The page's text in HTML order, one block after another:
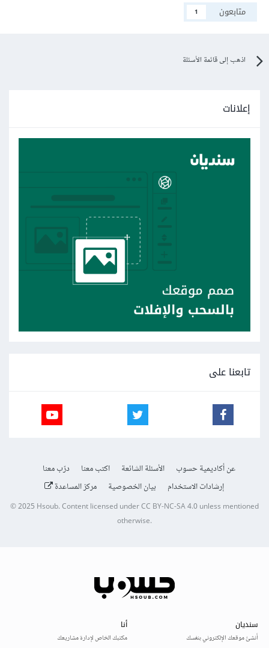
متابعون
1
اذهب إلى قائمة الأسئلة
إعلانات
تابعنا على
عن أكاديمية حسوب الأسئلة الشائعة اكتب معنا
درّب معنا
إرشادات الاستخدام
بيان الخصوصية مركز المساعدة
© 2025Hsoub.Content licensed underCC BY-NC-SA 4.0unless mentioned
otherwise.